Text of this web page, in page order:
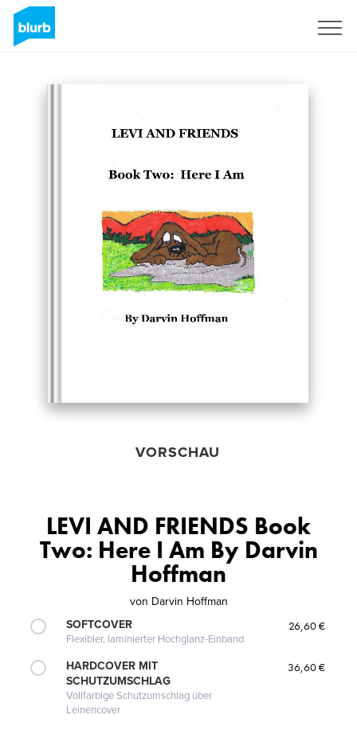
VORSCHAU
LEVI AND FRIENDS Book
Two: Here I Am By Darvin
Hoffman
von Darvin Hoffman
SOFTCOVER
Flexibler, laminierter Hochglanz-Einband
26,60 €
HARDCOVER MIT
SCHUTZUMSCHLAG
Vollfarbige Schutzumschlag über
Leinencover
36,60 €